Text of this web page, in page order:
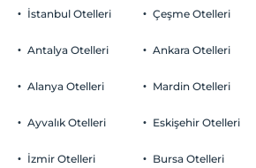
Otopark (Tesis
Sigara
Çocuklar
Her bir oda için 12 yaşına kadar 1 çocuk
rezervasyon
İstanbul Otelleri
Antalya Otelleri
Alanya Otelleri
Ayvalık Otelleri
İzmir Otelleri
Çeşme Otelleri
Ankara Otelleri
Mardin Otelleri
Eskişehir Otelleri
Bursa Otelleri